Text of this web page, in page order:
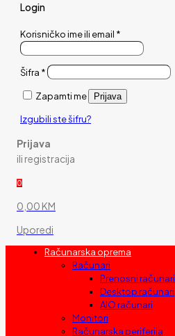
Login
Korisničko ime ili email *
Šifra *
Zapamti me Prijava
Izgubili ste šifru?
Prijava
ili registracija
0
0,00 KM
Uporedi
Računarska oprema
Računari
Prenosni računari
Desktop računari
AIO računari
Monitori
Računarska periferija